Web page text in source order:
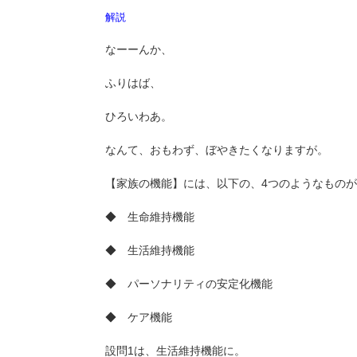
解説
なーーんか、
ふりはば、
ひろいわあ。
なんて、おもわず、ぼやきたくなりますが。
【家族の機能】には、以下の、4つのようなもの
◆ 生命維持機能
◆ 生活維持機能
◆ パーソナリティの安定化機能
◆ ケア機能
設問1は、生活維持機能に。